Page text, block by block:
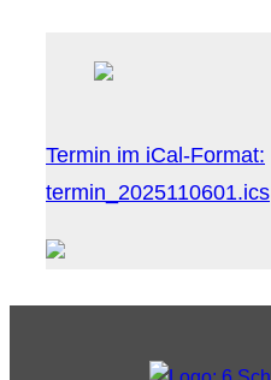
Termin im iCal-Format:
termin_2025110601.ics